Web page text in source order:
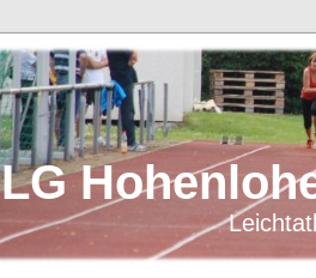
LG